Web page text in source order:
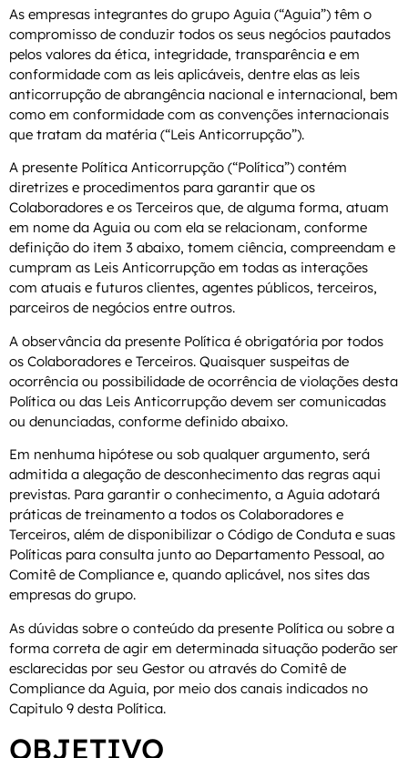
As empresas integrantes do grupo Aguia (“Aguia”) têm o
compromisso de conduzir todos os seus negócios pautados
pelos valores da ética, integridade, transparência e em
conformidade com as leis aplicáveis, dentre elas as leis
anticorrupção de abrangência nacional e internacional, bem
como em conformidade com as convenções internacionais
que tratam da matéria (“Leis Anticorrupção”).
A presente Política Anticorrupção (“Política”) contém
diretrizes e procedimentos para garantir que os
Colaboradores e os Terceiros que, de alguma forma, atuam
em nome da Aguia ou com ela se relacionam, conforme
definição do item 3 abaixo, tomem ciência, compreendam e
cumpram as Leis Anticorrupção em todas as interações
com atuais e futuros clientes, agentes públicos, terceiros,
parceiros de negócios entre outros.
A observância da presente Política é obrigatória por todos
os Colaboradores e Terceiros. Quaisquer suspeitas de
ocorrência ou possibilidade de ocorrência de violações desta
Política ou das Leis Anticorrupção devem ser comunicadas
ou denunciadas, conforme definido abaixo.
Em nenhuma hipótese ou sob qualquer argumento, será
admitida a alegação de desconhecimento das regras aqui
previstas. Para garantir o conhecimento, a Aguia adotará
práticas de treinamento a todos os Colaboradores e
Terceiros, além de disponibilizar o Código de Conduta e suas
Políticas para consulta junto ao Departamento Pessoal, ao
Comitê de Compliance e, quando aplicável, nos sites das
empresas do grupo.
As dúvidas sobre o conteúdo da presente Política ou sobre a
forma correta de agir em determinada situação poderão ser
esclarecidas por seu Gestor ou através do Comitê de
Compliance da Aguia, por meio dos canais indicados no
Capitulo 9 desta Política.
OBJETIVO